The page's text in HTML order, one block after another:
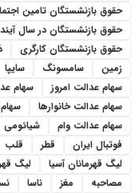
حقوق بازنشستگان تامین
حقوق بازنشستگان در سال
حقوق بازنشستگان کارگری
زمین
سامسونگ سایپا
سهام عدالت امروز
سهام
سهام عدالت خانوارها
سهام عدالت وام
شیائومی
فوتبال ایران
قطر قلب
لیگ قهرمانان آسیا
لیگ
مصاحبه
مغز ناسا